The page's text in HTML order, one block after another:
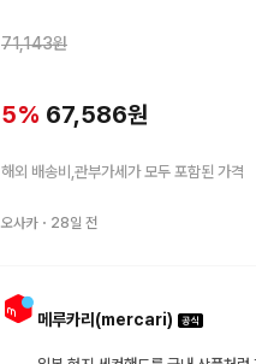
71,143원
5% 67,586원
해외 배송비,관부가세가 모두 포함된 가격
오사카・ 28일 전
메루카리(mercari)